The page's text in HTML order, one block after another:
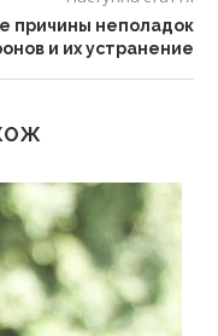
причины неполадок
и их устранение